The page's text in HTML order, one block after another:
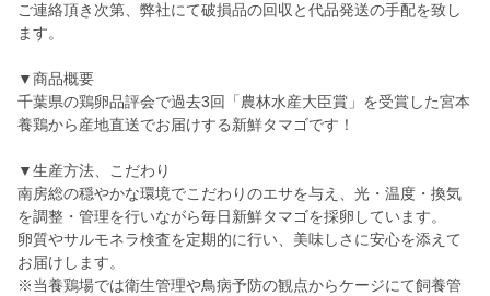
ご連絡頂き次第、弊社にて破損品の回収と代品発送の手配を致し
ます。
▼商品概要
千葉県の鶏卵品評会で過去3回「農林水産大臣賞」を受賞した宮本
養鶏から産地直送でお届けする新鮮タマゴです！
▼生産方法、こだわり
南房総の穏やかな環境でこだわりのエサを与え、光・温度・換気
を調整・管理を行いながら毎日新鮮タマゴを採卵しています。
卵質やサルモネラ検査を定期的に行い、美味しさに安心を添えて
お届けします。
※当養鶏場では衛生管理や鳥病予防の観点からケージにて飼養管